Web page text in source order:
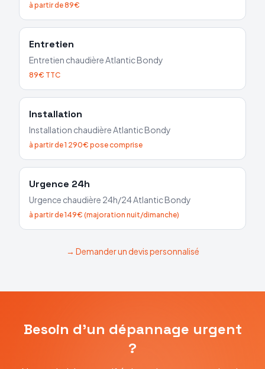
à partir de 89€
Entretien
Entretien chaudièreAtlanticBondy
89€ TTC
Installation
Installation chaudièreAtlanticBondy
à partir de 1 290€ pose comprise
Urgence 24h
Urgence chaudière 24h/24AtlanticBondy
à partir de 149€ (majoration nuit/dimanche)
→ Demander un devis personnalisé
Besoin d'un dépannage urgent
?